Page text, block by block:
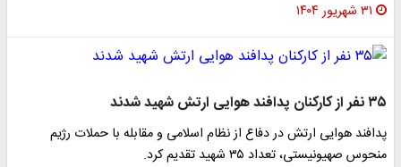
۳۱ شهریور ۱۴۰۴
۳۵ نفر از کارکنان پدافند هوایی ارتش شهید شدند
پدافند هوایی ارتش در دفاع از نظام اسلامی و مقابله با حملات رژیم
منحوس صهیونیستی، تعداد ۳۵ شهید تقدیم کرد.